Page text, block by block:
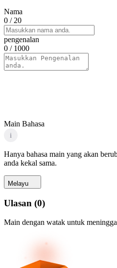
Nama
0 / 20
pengenalan
0 / 1000
Main Bahasa
i
Hanya bahasa main yang akan
anda kekal sama.
Melayu
Ulasan (0)
Main dengan watak untuk